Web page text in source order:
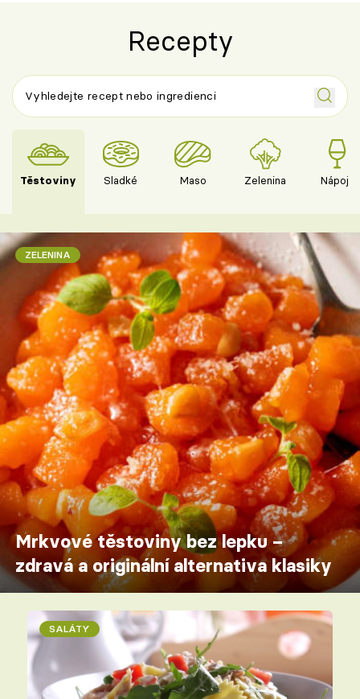
Recepty
Těstoviny Sladké Maso Zelenina Nápoje
ZELENINA
Mrkvové těstoviny bez lepku –
zdravá a originální alternativa klasiky
SALÁTY